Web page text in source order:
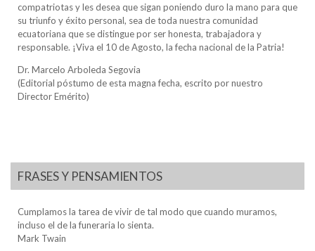
compatriotas y les desea que sigan poniendo duro la mano para que
su triunfo y éxito personal, sea de toda nuestra comunidad
ecuatoriana que se distingue por ser honesta, trabajadora y
responsable. ¡Viva el 10 de Agosto, la fecha nacional de la Patria!
Dr. Marcelo Arboleda Segovia
(Editorial póstumo de esta magna fecha, escrito por nuestro
Director Emérito)
FRASES Y PENSAMIENTOS
Cumplamos la tarea de vivir de tal modo que cuando muramos,
incluso el de la funeraria lo sienta.
Mark Twain